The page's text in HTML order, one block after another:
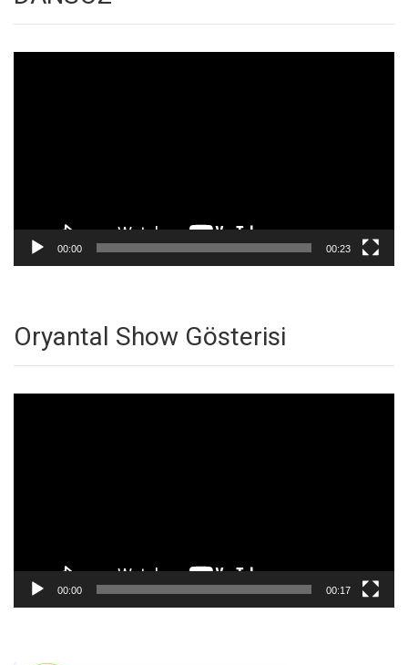
00:00 00:23
Oryantal Show Gösterisi
00:00 00:17